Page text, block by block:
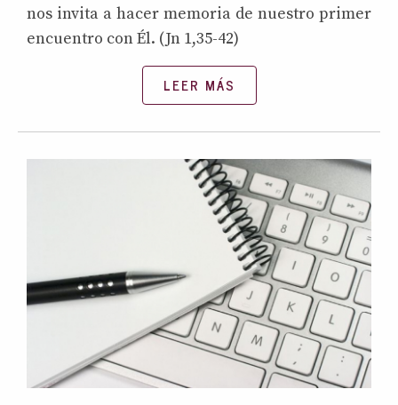
nos invita a hacer memoria de nuestro primer
encuentro con Él. (Jn 1,35-42)
LEER MÁS